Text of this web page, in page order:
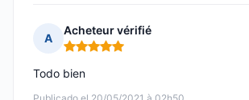
A
Acheteur vérifié
Nota: 5 de 5
Todo bien